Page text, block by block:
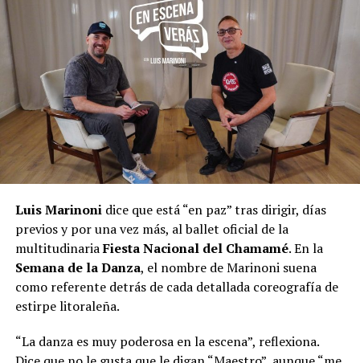
Luis Marinonidice que está “en paz” tras dirigir, días
previos y por una vez más, al ballet oficial de la
multitudinariaFiesta Nacional del Chamamé. En la
Semana de la Danza, el nombre de Marinoni suena
como referente detrás de cada detallada coreografía de
estirpe litoraleña.
“La danza es muy poderosa en la escena”, reflexiona.